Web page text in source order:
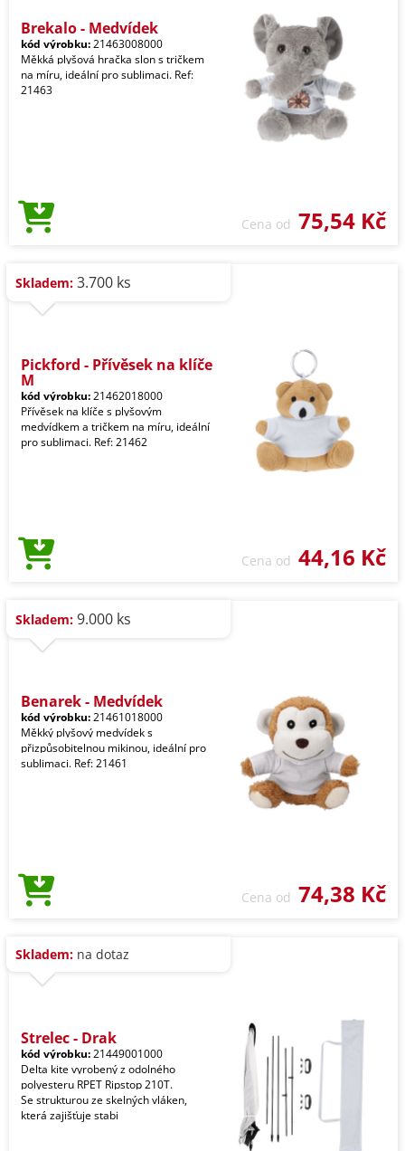
Brekalo - Medvídek
kód výrobku:21463008000
Měkká plyšová hračka slon s tričkem
na míru, ideální pro sublimaci. Ref:
21463
Cena od 75,54 Kč
Skladem: 3.700 ks
Pickford - Přívěsek na klíče
M
kód výrobku:21462018000
Přívěsek na klíče s plyšovým
medvídkem a tričkem na míru, ideální
pro sublimaci. Ref: 21462
Cena od 44,16 Kč
Skladem: 9.000 ks
Benarek - Medvídek
kód výrobku:21461018000
Měkký plyšový medvídek s
přizpůsobitelnou mikinou, ideální pro
sublimaci. Ref: 21461
Cena od 74,38 Kč
Skladem: na dotaz
Strelec - Drak
kód výrobku:21449001000
Delta kite vyrobený z odolného
polyesteru RPET Ripstop 210T.
Se strukturou ze skelných vláken,
která zajišťuje stabi